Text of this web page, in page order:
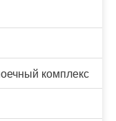
комплекс